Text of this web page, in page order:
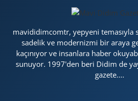
mavididimcomtr, yepyeni temasıyla
sadelik ve modernizmi bir araya
kaçınıyor ve insanlara haber
sunuyor. 1997'den beri Didim de
gazete....